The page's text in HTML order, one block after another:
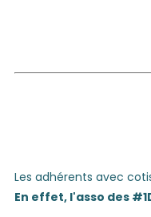
Les adhérents avec
En effet, l'asso des